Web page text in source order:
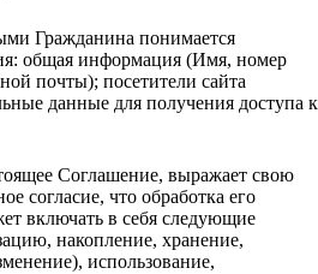
Гражданина понимается
общая информация (Имя, номер
почты); посетители сайта
данные для получения доступа к
Соглашение, выражает свою
согласие, что обработка его
включать в себя следующие
накопление, хранение,
использование,